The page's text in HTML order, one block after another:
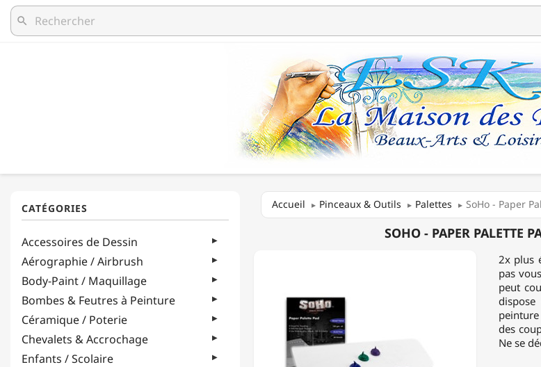
search
Accessoires de Dessin
Aérographie / Airbrush
Body-Paint / Maquillage
Bombes & Feutres à Peinture
Céramique / Poterie
Chevalets & Accrochage
Enfants / Scolaire
Accueil Pinceaux & Outils Palettes SoHo - Paper
PALETTES
JETABLES
SOHO - PAPER PALETTE
2x plus
pas
peut
des
Ne se